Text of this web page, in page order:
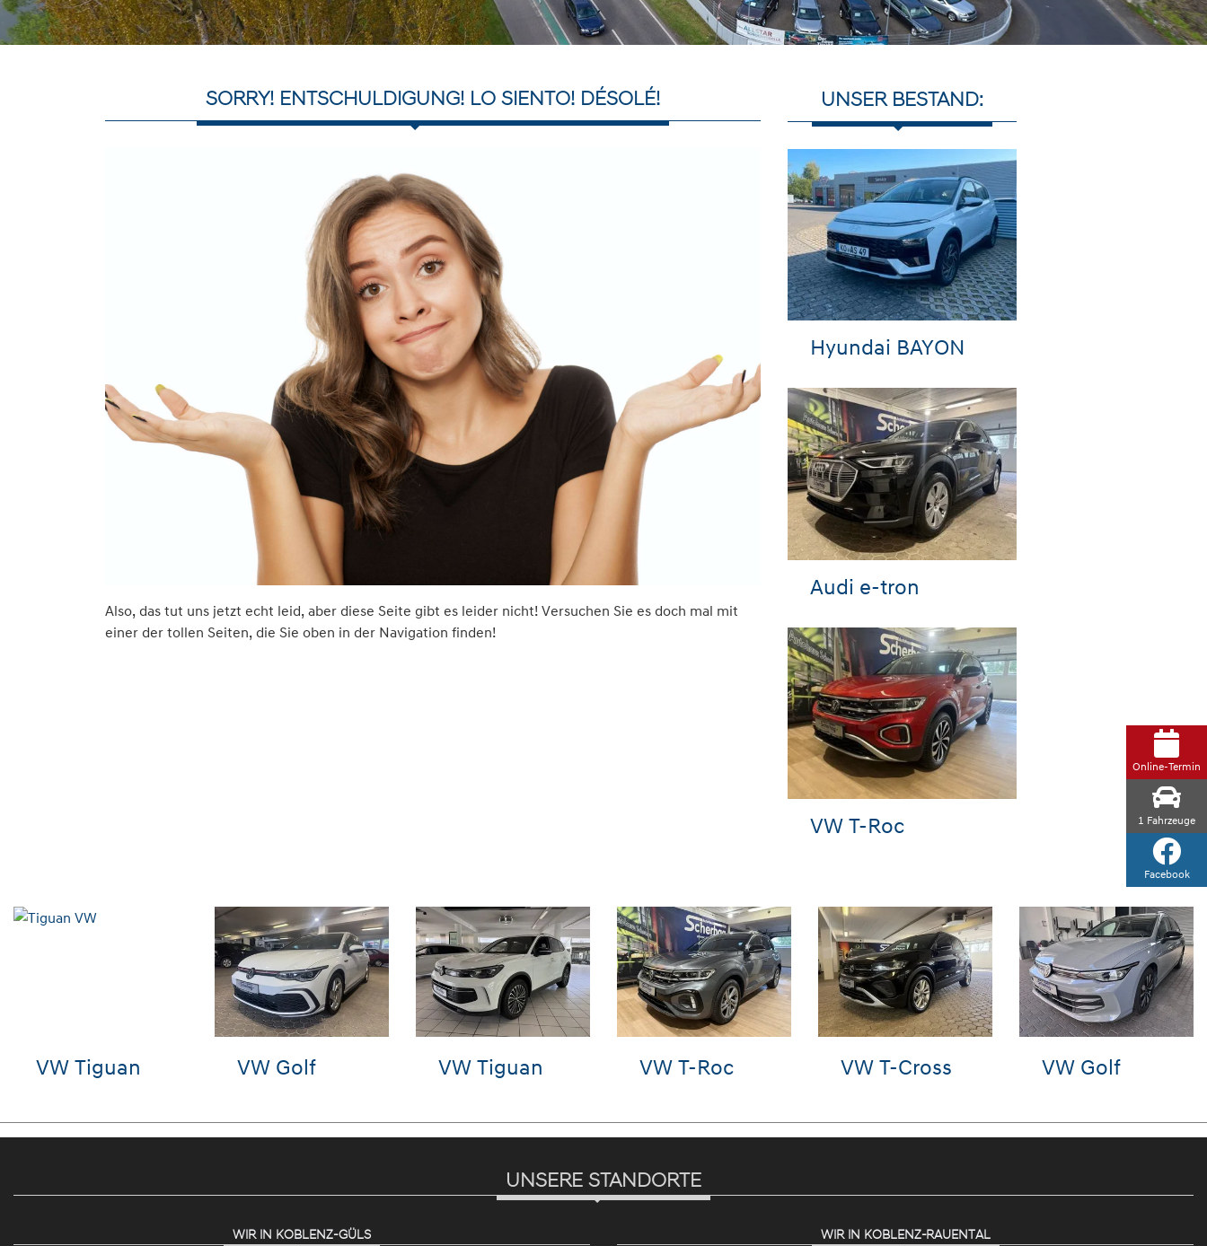
SORRY! ENTSCHULDIGUNG! LO SIENTO! DÉSOLÉ!
Also, das tut uns jetzt echt leid, aber diese Seite gibt es leider nicht! Versuchen Sie es doch mal mit
einer der tollen Seiten, die Sie oben in der Navigation finden!
UNSER BESTAND:
Hyundai BAYON
Audi e-tron
VW T-Roc
VW Golf Hyundai i20
Hyundai
VW Tiguan VW T-Cross
Hyundai
UNSERE STANDORTE
WIR IN KOBLENZ-GÜLS WIR IN KOBLENZ-RAUENTAL
Online-Termin
1 Fahrzeuge
Facebook